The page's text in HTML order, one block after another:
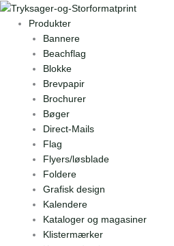
Skip
Produkter
Bannere
Beachflag
Blokke
Brevpapir
Brochurer
Bøger
Direct-Mails
Flag
Flyers/løsblade
Foldere
Grafisk design
Kalendere
Kataloger og magasiner
Klistermærker